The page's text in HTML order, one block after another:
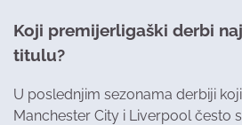
Koji premijerligaški derbi
titulu?
U poslednjim sezonama derbiji
Manchester City i Liverpool često